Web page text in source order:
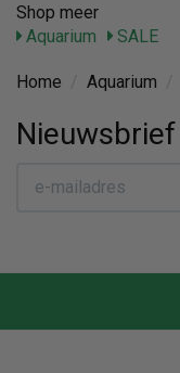
Shop meer
Aquarium
SALE
Home Aquarium
Nieuwsbrief